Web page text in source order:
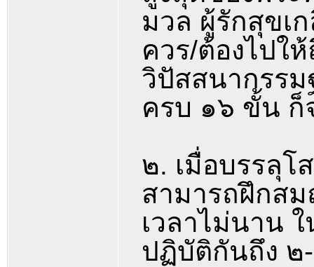
มวล ผู้รักสุขเ
ควร/ต้องไปใ
วิปัสสนากรร
ครบ ๑๖ ขั้น ก็
๒. เมื่อบรรลุโ
สามารถฝึกสม
เวลาไม่นาน
ปฏิบัติกันถึง ๒